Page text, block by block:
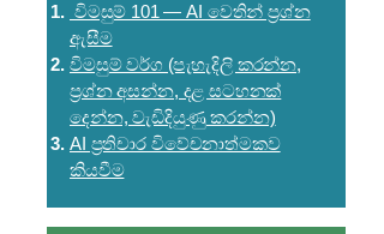
විමසුම් 101 — AI වෙතින් ප්‍රශ්න
ඇසීම
විමසුම් වර්ග (පැහැදිලි කරන්න,
ප්‍රශ්න අසන්න, දළ සටහනක්
දෙන්න, වැඩිදියුණු කරන්න)
AI ප්‍රතිචාර විවේචනාත්මකව
කියවීම